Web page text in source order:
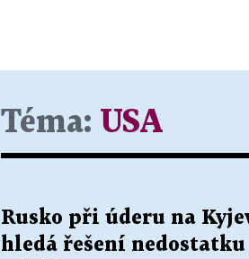
Téma: USA
Rusko při úderu na
hledá řešení